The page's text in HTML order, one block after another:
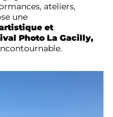
ateliers,
une
et
Photo La Gacilly,